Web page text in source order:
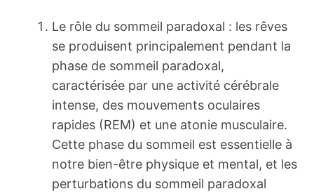
Le rôle du sommeil paradoxal : les rêves
se produisent principalement pendant la
phase de sommeil paradoxal,
caractérisée par une activité cérébrale
intense, des mouvements oculaires
rapides (REM) et une atonie musculaire.
Cette phase du sommeil est essentielle à
notre bien-être physique et mental, et les
perturbations du sommeil paradoxal